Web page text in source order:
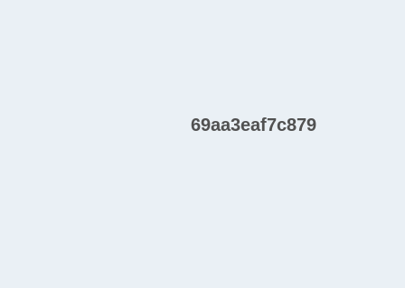
69aa3eaf7c879